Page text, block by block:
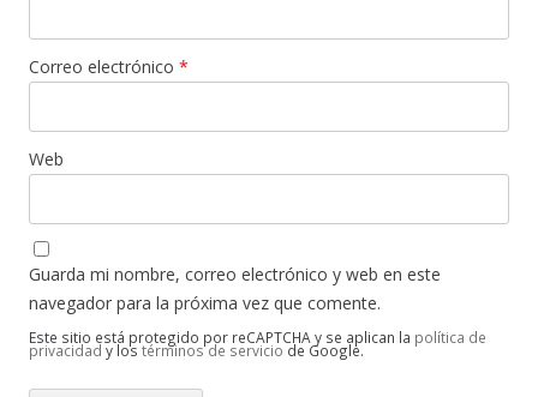
Correo electrónico *
Web
Guarda mi nombre, correo electrónico y web en este
navegador para la próxima vez que comente.
Este sitio está protegido por reCAPTCHA y se aplican la política de
privacidad y los términos de servicio de Google.